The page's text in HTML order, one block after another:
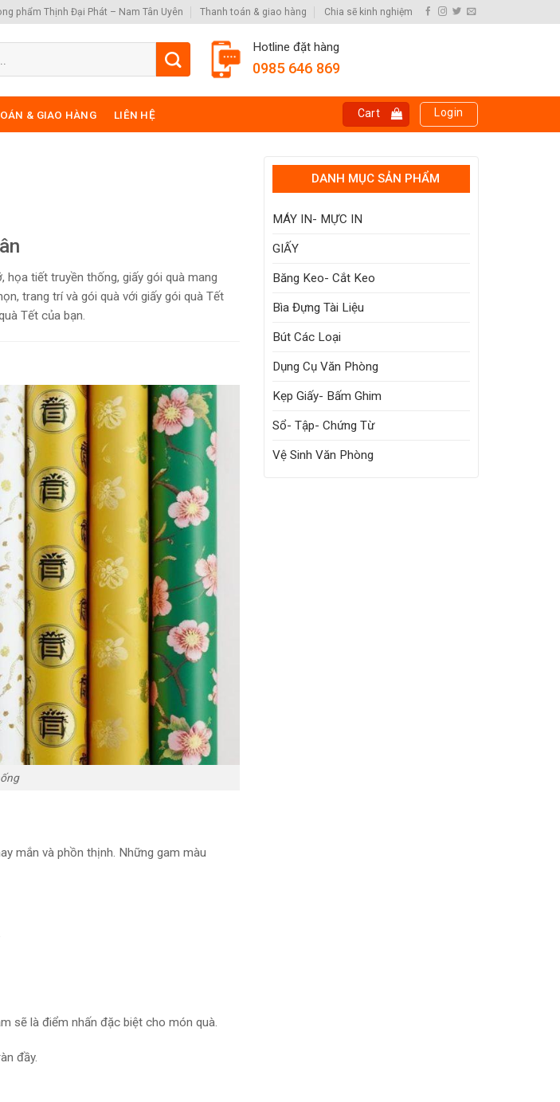
phẩm Thịnh Đại Phát – Nam Tân Uyên Thanh toán & giao hàng Chia sẽ kinh nghiệm
Hotline đặt hàng
0985 646 869
& GIAO HÀNG LIÊN HỆ Cart Login
tiết truyền thống, giấy gói quà mang
trang trí và gói quà với giấy gói quà Tết
Tết của bạn.
mắn và phồn thịnh. Những gam màu
sẽ là điểm nhấn đặc biệt cho món quà.
đầy.
DANH MỤC SẢN PHẨM
MÁY IN- MỰC IN
GIẤY
Băng Keo- Cắt Keo
Bìa Đựng Tài Liệu
Bút Các Loại
Dụng Cụ Văn Phòng
Kẹp Giấy- Bấm Ghim
Sổ- Tập- Chứng Từ
Vệ Sinh Văn Phòng